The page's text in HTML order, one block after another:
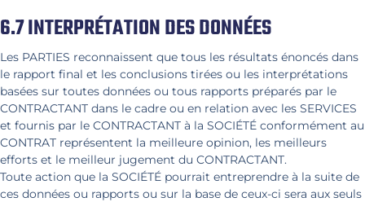
6.7 INTERPRÉTATION DES DONNÉES
Les PARTIES reconnaissent que tous les résultats énoncés dans
le rapport final et les conclusions tirées ou les interprétations
basées sur toutes données ou tous rapports préparés par le
CONTRACTANT dans le cadre ou en relation avec les SERVICES
et fournis par le CONTRACTANT à la SOCIÉTÉ conformément au
CONTRAT représentent la meilleure opinion, les meilleurs
efforts et le meilleur jugement du CONTRACTANT.
Toute action que la SOCIÉTÉ pourrait entreprendre à la suite de
ces données ou rapports ou sur la base de ceux-ci sera aux seuls